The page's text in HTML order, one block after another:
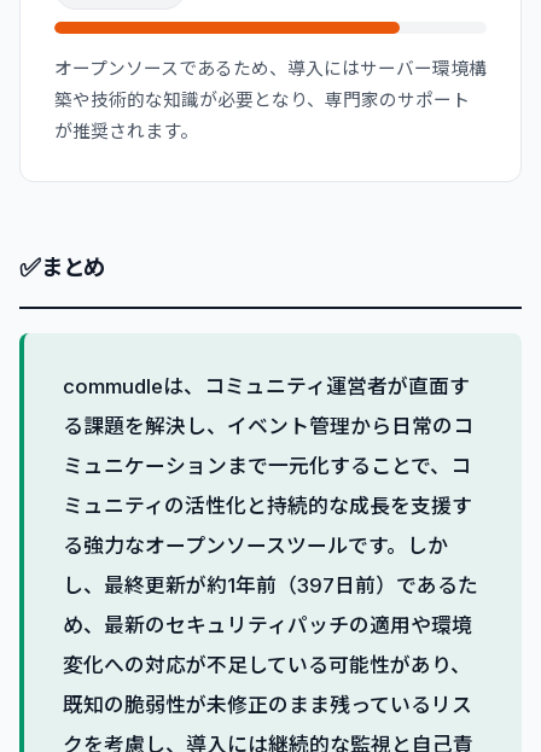
オープンソースであるため、導入にはサーバー環境構
築や技術的な知識が必要となり、専門家のサポート
が推奨されます。
✅まとめ
commudleは、コミュニティ運営者が直面す
る課題を解決し、イベント管理から日常のコ
ミュニケーションまで一元化することで、コ
ミュニティの活性化と持続的な成長を支援す
る強力なオープンソースツールです。しか
し、最終更新が約1年前（397日前）であるた
め、最新のセキュリティパッチの適用や環境
変化への対応が不足している可能性があり、
既知の脆弱性が未修正のまま残っているリス
クを考慮し、導入には継続的な監視と自己責